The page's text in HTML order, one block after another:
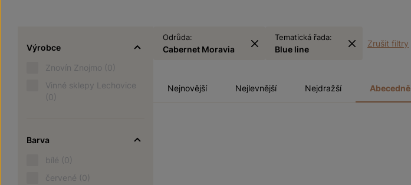
Výrobce
Znovín Znojmo (0)
Vinné sklepy Lechovice
(0)
Barva
bílé (0)
červené (0)
Odrůda:
Cabernet Moravia
Tematická řada:
Blue line
Zrušit filtry
Nejnovější Nejlevnější Nejdražší Abecedně